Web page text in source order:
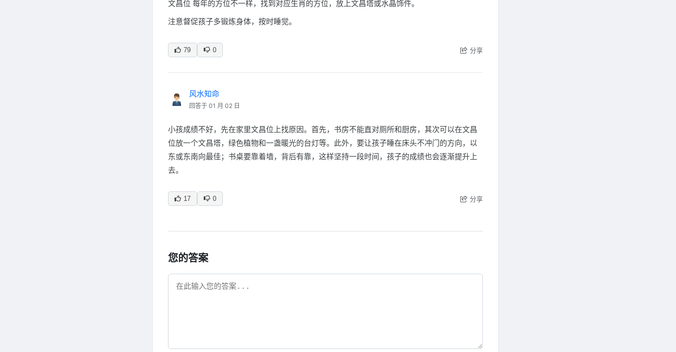
文昌位 每年的方位不一样，找到对应生肖的方位，放上文昌塔或水晶饰件。
注意督促孩子多锻炼身体，按时睡觉。
79 0 分享
风水知命
回答于 01 月 02 日
小孩成绩不好，先在家里文昌位上找原因。首先，书房不能直对厕所和厨房，其次可以在文昌
位放一个文昌塔，绿色植物和一盏暖光的台灯等。此外，要让孩子睡在床头不冲门的方向，以
东或东南向最佳；书桌要靠着墙，背后有靠，这样坚持一段时间，孩子的成绩也会逐渐提升上
去。
17 0 分享
您的答案